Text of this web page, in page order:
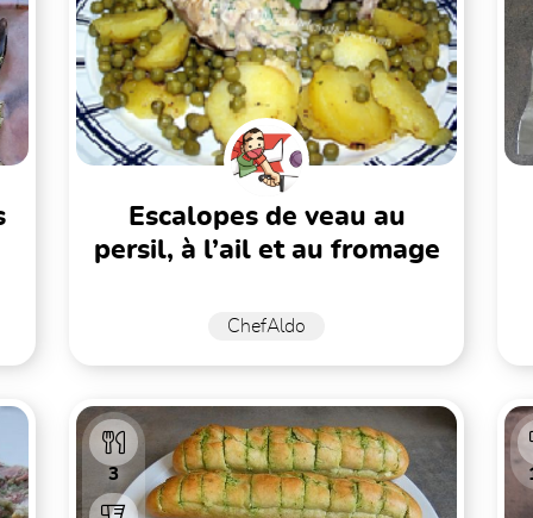
escalopes de veau au
persil, à l’ail et au fromage
ChefAldo
3